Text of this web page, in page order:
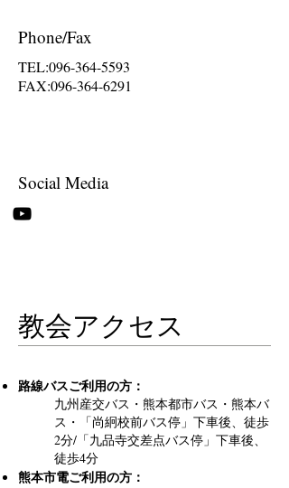
Phone/Fax
TEL:096-364-5593
FAX:096-364-6291
Social Media
教会アクセス
路線バスご利用の方：
九州産交バス・熊本都市バス・熊本バ
ス・「尚絅校前バス停」下車後、徒歩
2分/「九品寺交差点バス停」下車後、
徒歩4分
熊本市電ご利用の方：